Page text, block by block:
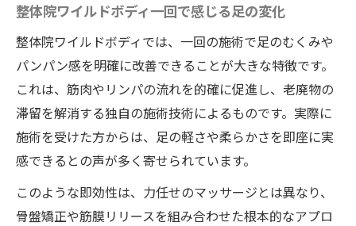
整体院ワイルドボディ一回で感じる足の変化
整体院ワイルドボディでは、一回の施術で足のむくみや
パンパン感を明確に改善できることが大きな特徴です。
これは、筋肉やリンパの流れを的確に促進し、老廃物の
滞留を解消する独自の施術技術によるものです。実際に
施術を受けた方からは、足の軽さや柔らかさを即座に実
感できるとの声が多く寄せられています。
このような即効性は、力任せのマッサージとは異なり、
骨盤矯正や筋膜リリースを組み合わせた根本的なアプロ